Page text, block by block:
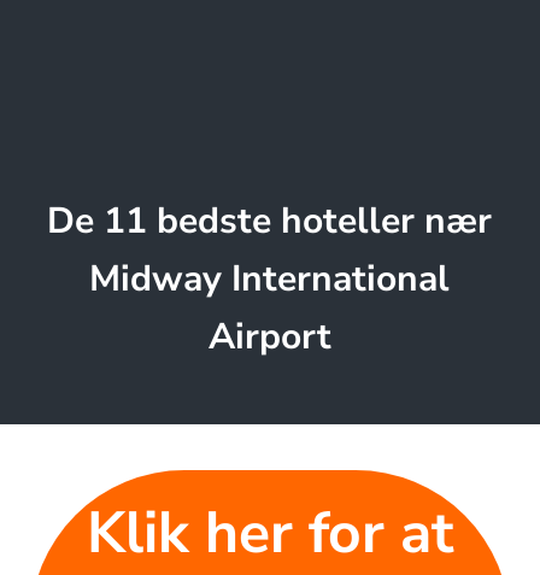
De 11 bedste hoteller nær
Midway International
Airport
Klik her for at